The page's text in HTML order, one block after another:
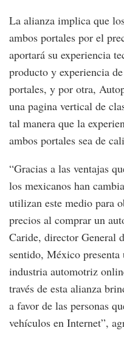
La alianza implica que
ambos portales por el
aportará su experiencia
producto y experiencia
portales, y por otra,
una pagina vertical de
tal manera que la
ambos portales sea de
“Gracias a las ventajas
los mexicanos han
utilizan este medio para
precios al comprar un
Caride, director General
sentido, México
industria automotriz
través de esta alianza
a favor de las personas
vehículos en Internet”,